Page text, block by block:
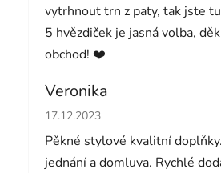
vytrhnout trn z paty, tak jste
5 hvězdiček je jasná volba,
obchod! ❤️
Veronika
Hodnocení obchodu je 5 z 5
17.12.2023
Pěkné stylové kvalitní
jednání a domluva. Rychlé